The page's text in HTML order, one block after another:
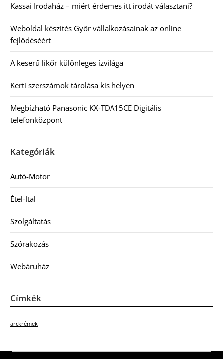
Kassai Irodaház – miért érdemes itt irodát választani?
Weboldal készítés Győr vállalkozásainak az online
fejlődéséért
A keserű likőr különleges ízvilága
Kerti szerszámok tárolása kis helyen
Megbízható Panasonic KX-TDA15CE Digitális
telefonközpont
Kategóriák
Autó-Motor
Étel-Ital
Szolgáltatás
Szórakozás
Webáruház
Címkék
arckrémek